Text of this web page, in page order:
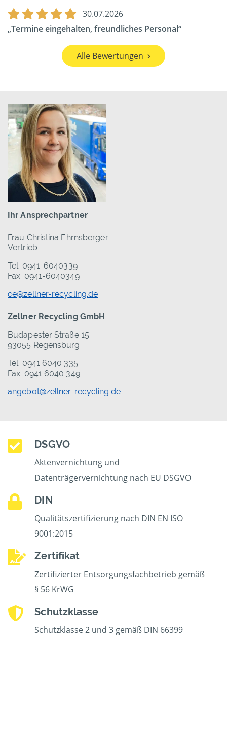
30.07.2026
Termine eingehalten, freundliches Personal
Alle Bewertungen
Ihr Ansprechpartner
Frau Christina Ehrnsberger
Vertrieb
Tel: 0941-6040339
Fax: 0941-6040349
ce@zellner-recycling.de
Zellner Recycling GmbH
Budapester Straße 15
93055 Regensburg
Tel: 0941 6040 335
Fax: 0941 6040 349
angebot@zellner-recycling.de
DSGVO
Aktenvernichtung und
Datenträgervernichtung nach EU DSGVO
DIN
Qualitätszertifizierung nach DIN EN ISO
9001:2015
Zertifikat
Zertifizierter Entsorgungsfachbetrieb gemäß
§ 56 KrWG
Schutzklasse
Schutzklasse 2 und 3 gemäß DIN 66399